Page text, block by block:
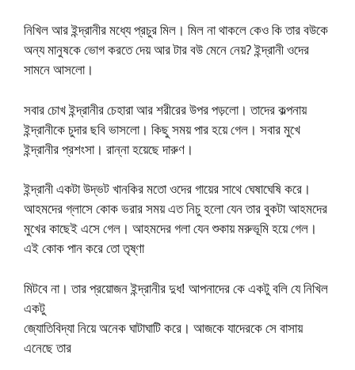
নিখিল আর ইন্দ্রানীর মধ্যে প্রচুর মিল। মিল না থাকলে কেও কি তার বউকে
অন্য মানুষকে ভোগ করতে দেয় আর টার বউ মেনে নেয়? ইন্দ্রানী ওদের
সামনে আসলো।
সবার চোখ ইন্দ্রানীর চেহারা আর শরীরের উপর পড়লো। তাদের কল্পনায়
ইন্দ্রানীকে চুদার ছবি ভাসলো। কিছু সময় পার হয়ে গেল। সবার মুখে
ইন্দ্রানীর প্রশংসা। রান্না হয়েছে দারুণ।
ইন্দ্রানী একটা উদ্ভট খানকির মতো ওদের গায়ের সাথে ঘেষাঘেষি করে।
আহমদের গ্লাসে কোক ভরার সময় এত নিচু হলো যেন তার বুকটা আহমদের
মুখের কাছেই এসে গেল। আহমদের গলা যেন শুকায় মরুভূমি হয়ে গেল।
এই কোক পান করে তো তৃষ্ণা
মিটবে না। তার প্রয়োজন ইন্দ্রানীর দুধ! আপনাদের কে একটু বলি যে নিখিল
একটু
জ্যোতিবিদ্যা নিয়ে অনেক ঘাটাঘাটি করে। আজকে যাদেরকে সে বাসায়
এনেছে তার